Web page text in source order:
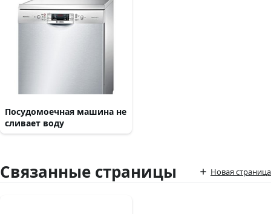
Посудомоечная машина не
сливает воду
Связанные страницы Новая страница